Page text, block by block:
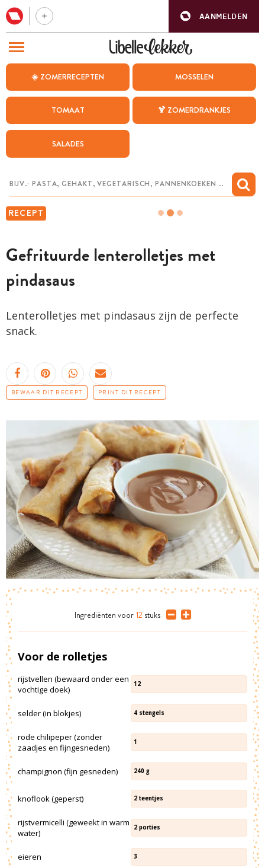
AANMELDEN
☀️ ZOMERRECEPTEN MOSSELEN
TOMAAT 🍹 ZOMERDRANKJES
SALADES
RECEPT
Gefrituurde lenterolletjes met
pindasaus
Lenterolletjes met pindasaus zijn de perfecte
snack.
BEWAAR DIT RECEPT PRINT DIT RECEPT
Ingrediënten voor 12 stuks
Voor de rolletjes
rijstvellen (bewaard onder een
vochtige doek)
12
selder (in blokjes) 4 stengels
rode chilipeper (zonder
zaadjes en fijngesneden)
1
champignon (fijn gesneden) 240 g
knoflook (geperst) 2 teentjes
rijstvermicelli (geweekt in warm
water)
2 porties
eieren 3
BEZOEK ONZE ANDERE WEBSITES
WEEKMENU
CHAT MET MAIA
MIJN BEWAARDE RECEPTEN